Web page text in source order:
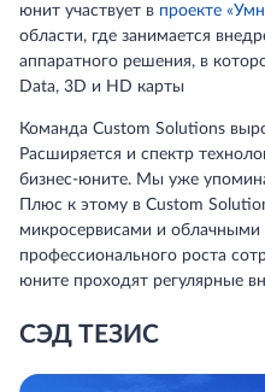
юнит участвует в проекте
области, где занимается
аппаратного решения, в
Data, 3D и HD карты
Команда Custom Solutions
Расширяется и спектр
бизнес-юните. Мы уже
Плюс к этому в Custom
микросервисами и облачными
профессионального роста
юните проходят регулярные
СЭД ТЕЗИС